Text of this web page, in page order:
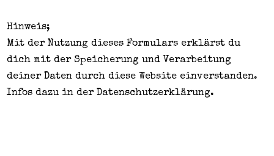
Hinweis;
Mit der Nutzung dieses Formulars erklärst du
dich mit der Speicherung und Verarbeitung
deiner Daten durch diese Website einverstanden.
Infos dazu in derDatenschutzerklärung.